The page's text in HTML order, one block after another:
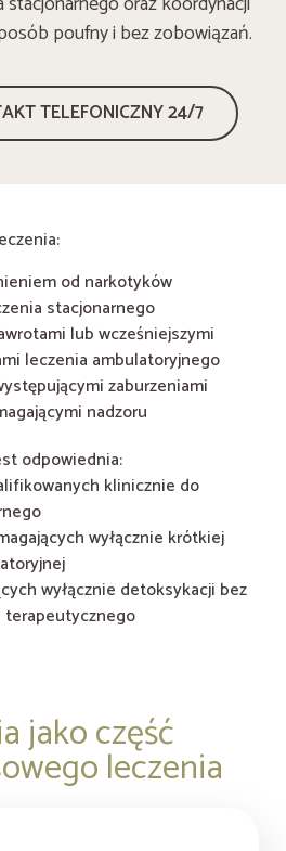
poufny i bez zobowiązań.
TELEFONICZNY 24/7
od narkotyków
stacjonarnego
lub wcześniejszymi
leczenia ambulatoryjnego
zaburzeniami
nadzoru
odpowiednia:
klinicznie do
wyłącznie krótkiej
wyłącznie detoksykacji bez
terapeutycznego
jako część
leczenia